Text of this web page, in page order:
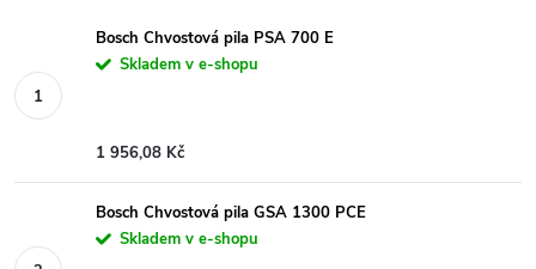
Bosch Chvostová pila PSA 700 E
Skladem v e-shopu
1 956,08 Kč
Bosch Chvostová pila GSA 1300 PCE
Skladem v e-shopu